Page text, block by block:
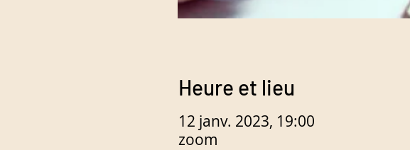
Heure et lieu
12 janv. 2023, 19:00
zoom